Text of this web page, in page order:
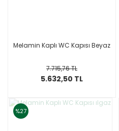
Melamin Kaplı WC Kapısı Beyaz
7.715,76 TL
5.632,50 TL
%27